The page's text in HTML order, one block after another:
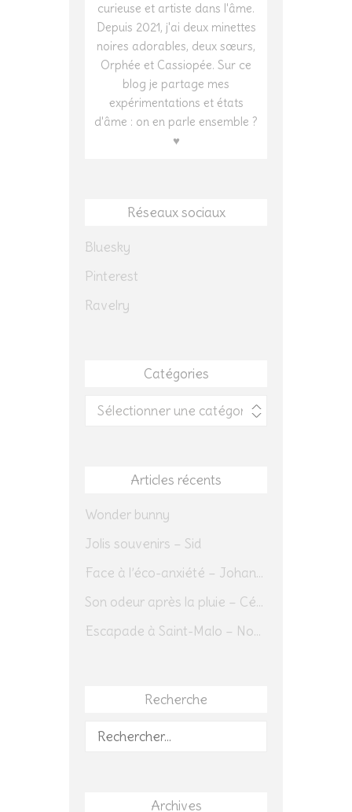
curieuse et artiste dans l'âme.
Depuis 2021, j'ai deux minettes
noires adorables, deux sœurs,
Orphée et Cassiopée. Sur ce
blog je partage mes
expérimentations et états
d'âme : on en parle ensemble ?
♥
Réseaux sociaux
Bluesky
Pinterest
Ravelry
Catégories
Catégories
Articles récents
Wonder bunny
Jolis souvenirs – Sid
Face à l’éco-anxiété – Johannes Herrmann
Son odeur après la pluie – Cédric Sapin-Defour
Escapade à Saint-Malo – Novembre 2025 – Jour 1
Recherche
Rechercher :
Archives